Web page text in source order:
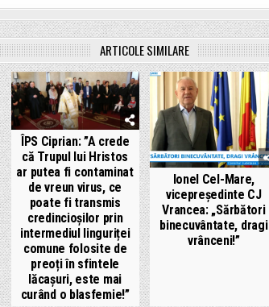
ARTICOLE SIMILARE
ÎPS Ciprian: ”A crede
că Trupul lui Hristos
ar putea fi contaminat
de vreun virus, ce
poate fi transmis
credincioșilor prin
intermediul linguriței
comune folosite de
preoți în sfintele
lăcașuri, este mai
curând o blasfemie!”
Ionel Cel-Mare,
vicepreședinte CJ
Vrancea: „Sărbători
binecuvântate, dragi
vrânceni!”